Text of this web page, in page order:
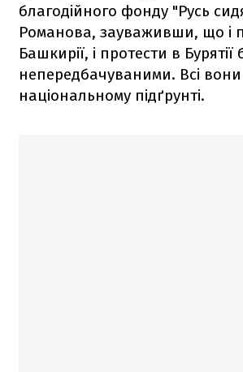
благодійного фонду "Русь
Романова, зауваживши, що і
Башкирії, і протести в
непередбачуваними. Всі
національному підґрунті.